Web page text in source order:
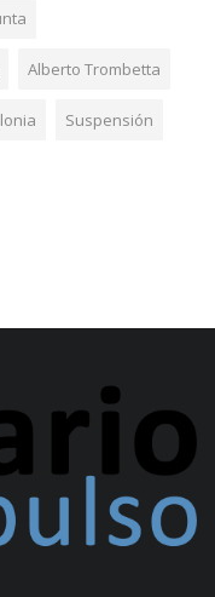
Alberto Trombetta
Suspensión